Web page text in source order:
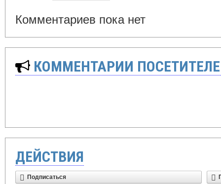
Комментариев пока нет
КОММЕНТАРИИ
ДЕЙСТВИЯ
Подписаться